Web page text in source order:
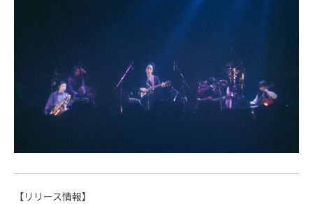
【リリース情報】